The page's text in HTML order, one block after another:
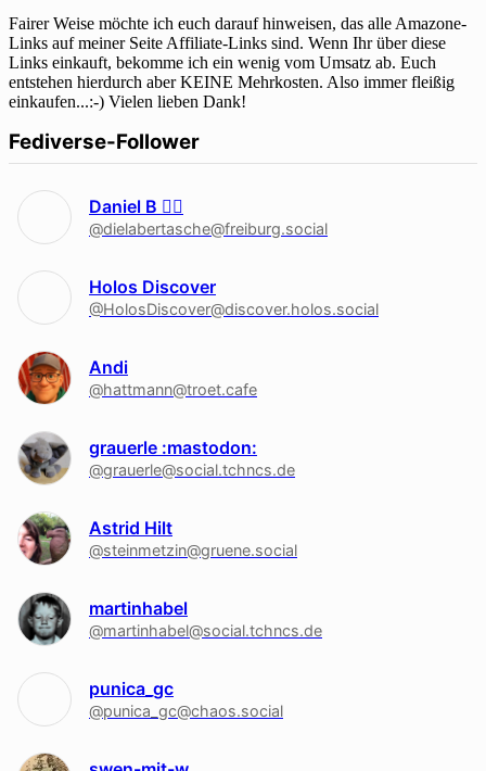
Fairer Weise möchte ich euch darauf hinweisen, das alle Amazone-
Links auf meiner Seite Affiliate-Links sind. Wenn Ihr über diese
Links einkauft, bekomme ich ein wenig vom Umsatz ab. Euch
entstehen hierdurch aber KEINE Mehrkosten. Also immer fleißig
einkaufen...:-) Vielen lieben Dank!
Fediverse-Follower
Daniel B 🏳‍🌈
@dielabertasche@freiburg.social
Holos Discover
@HolosDiscover@discover.holos.social
Andi
@hattmann@troet.cafe
grauerle :mastodon:
@grauerle@social.tchncs.de
Astrid Hilt
@steinmetzin@gruene.social
martinhabel
@martinhabel@social.tchncs.de
punica_gc
@punica_gc@chaos.social